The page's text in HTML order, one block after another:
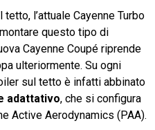
l’attuale Cayenne Turbo
questo tipo di
Cayenne Coupé riprende
ulteriormente. Su ogni
sul tetto è infatti abbinato
adattativo, che si configura
Active Aerodynamics (PAA).